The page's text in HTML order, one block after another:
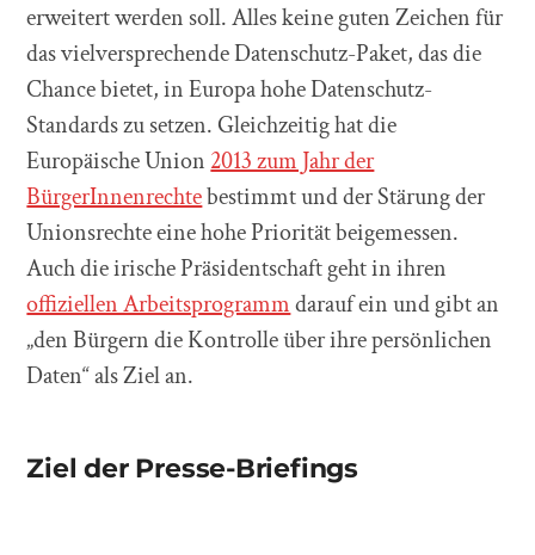
erweitert werden soll. Alles keine guten Zeichen für
das vielversprechende Datenschutz-Paket, das die
Chance bietet, in Europa hohe Datenschutz-
Standards zu setzen. Gleichzeitig hat die
Europäische Union 2013 zum Jahr der
BürgerInnenrechtebestimmt und der Stärung der
Unionsrechte eine hohe Priorität beigemessen.
Auch die irische Präsidentschaft geht in ihren
offiziellen Arbeitsprogrammdarauf ein und gibt an
„den Bürgern die Kontrolle über ihre persönlichen
Daten“ als Ziel an.
Ziel der Presse-Briefings